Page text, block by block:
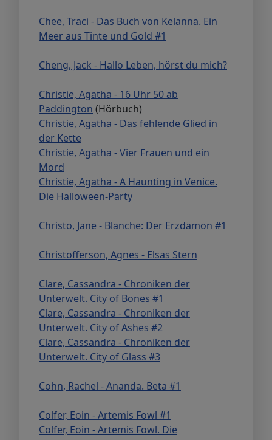
Chee, Traci - Das Buch von Kelanna. Ein
Meer aus Tinte und Gold #1
Cheng, Jack - Hallo Leben, hörst du mich?
Christie, Agatha - 16 Uhr 50 ab
Paddington (Hörbuch)
Christie, Agatha - Das fehlende Glied in
der Kette
Christie, Agatha - Vier Frauen und ein
Mord
Christie, Agatha - A Haunting in Venice.
Die Halloween-Party
Christo, Jane - Blanche: Der Erzdämon #1
Christofferson, Agnes - Elsas Stern
Clare, Cassandra - Chroniken der
Unterwelt. City of Bones #1
Clare, Cassandra - Chroniken der
Unterwelt. City of Ashes #2
Clare, Cassandra - Chroniken der
Unterwelt. City of Glass #3
Cohn, Rachel - Ananda. Beta #1
Colfer, Eoin - Artemis Fowl #1
Colfer, Eoin - Artemis Fowl. Die